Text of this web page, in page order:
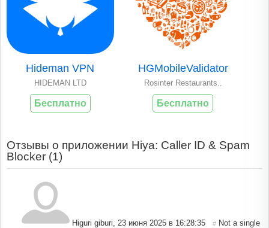
Hideman VPN
HIDEMAN LTD
Бесплатно
HGMobileValidator
Rosinter Restaurants..
Бесплатно
Отзывы о приложении Hiya: Caller ID & Spam
Blocker (1)
Higuri giburi 23 июня 2025 в 16:28:35 # Not a single